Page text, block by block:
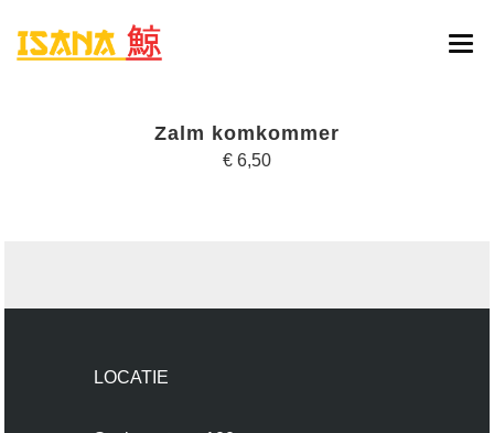
Zalm komkommer
€ 6,50
LOCATIE